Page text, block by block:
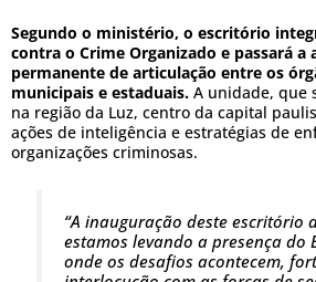
Segundo o ministério, o escritório
contra o Crime Organizado e passará
permanente de articulação entre os
municipais e estaduais. A unidade, que
na região da Luz, centro da capital
ações de inteligência e estratégias de
organizações criminosas.
“A inauguração deste escritório
estamos levando a presença do
onde os desafios acontecem,